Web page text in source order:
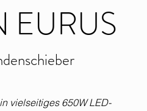
EURUS
vielseitiges 650W LED-